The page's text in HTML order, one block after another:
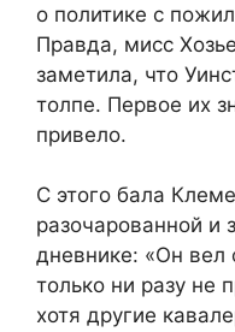
о политике с
Правда, мисс
заметила, что
толпе. Первое их
привело.
С этого бала
разочарованной и
дневнике: «Он вел
только ни разу не
хотя другие